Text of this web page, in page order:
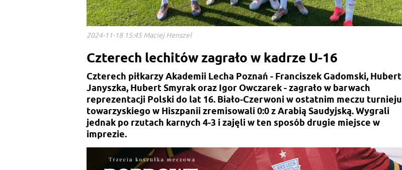
2024-11-18 15:45 Maciej Henszel
Czterech lechitów zagrało w kadrze U-16
Czterech piłkarzy Akademii Lecha Poznań - Franciszek Gadomski, Hubert
Janyszka, Hubert Smyrak oraz Igor Owczarek - zagrało w barwach
reprezentacji Polski do lat 16. Biało-Czerwoni w ostatnim meczu turnieju
towarzyskiego w Hiszpanii zremisowali 0:0 z Arabią Saudyjską. Wygrali
jednak po rzutach karnych 4-3 i zajęli w ten sposób drugie miejsce w
imprezie.